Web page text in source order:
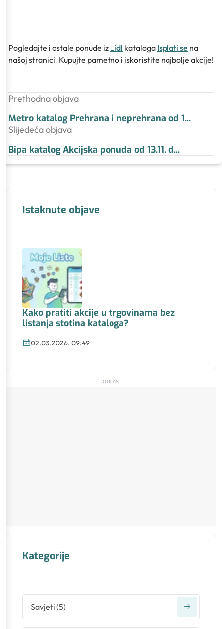
Pogledajte i ostale ponude iz Lidl kataloga Isplati se na
našoj stranici. Kupujte pametno i iskoristite najbolje akcije!
Prethodna objava
Metro katalog Prehrana i neprehrana od 1...
Slijedeća objava
Bipa katalog Akcijska ponuda od 13.11. d...
Istaknute objave
Kako pratiti akcije u trgovinama bez
listanja stotina kataloga?
02.03.2026. 09:49
OGLAS
Kategorije
Savjeti (5)